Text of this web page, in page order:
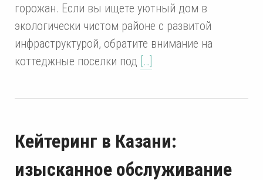
горожан. Если вы ищете уютный дом в
экологически чистом районе с развитой
инфраструктурой, обратите внимание на
коттеджные поселки под […]
Кейтеринг в Казани:
изысканное обслуживание